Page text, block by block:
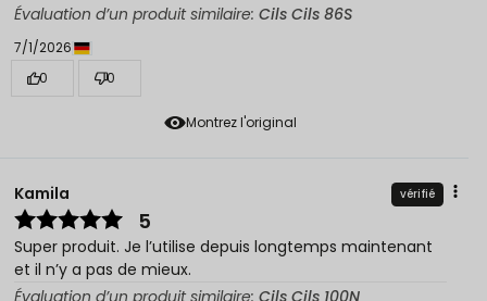
Montrez l'original
Évaluation d’un produit similaire: Cils Cils 86S
7/1/2026
0
0
Kamila vérifié
5
Super produit. Je l’utilise depuis longtemps maintenant
et il n’y a pas de mieux.
Évaluation d’un produit similaire: Cils Cils 100N